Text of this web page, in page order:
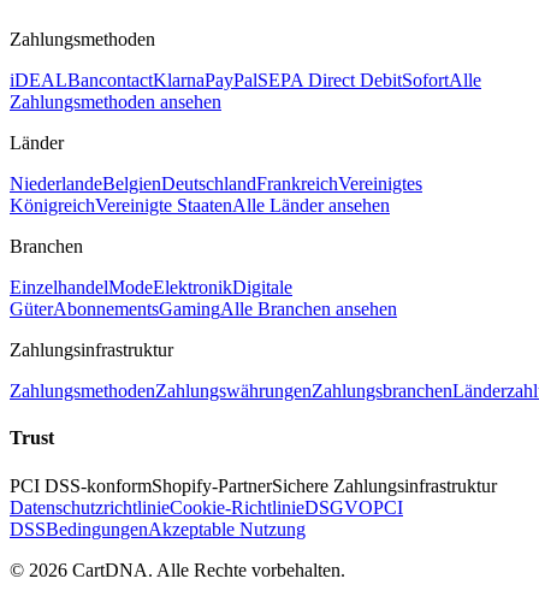
Zahlungsmethoden
iDEALBancontactKlarnaPayPalSEPA Direct DebitSofortAlle
Zahlungsmethoden ansehen
Länder
NiederlandeBelgienDeutschlandFrankreichVereinigtes
KönigreichVereinigte StaatenAlle Länder ansehen
Branchen
EinzelhandelModeElektronikDigitale
GüterAbonnementsGamingAlle Branchen ansehen
Zahlungsinfrastruktur
ZahlungsmethodenZahlungswährungenZahlungsbranchen
Trust
PCI DSS-konformShopify-PartnerSichere Zahlungsinfrastruktur
DatenschutzrichtlinieCookie-RichtlinieDSGVOPCI
DSSBedingungenAkzeptable Nutzung
© 2026 CartDNA. Alle Rechte vorbehalten.